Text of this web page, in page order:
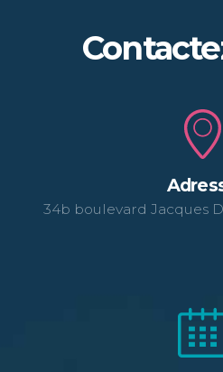
34b boulevard Jacques